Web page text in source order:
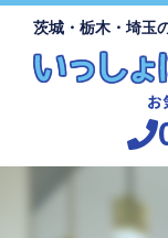
茨城・栃木・埼玉
お